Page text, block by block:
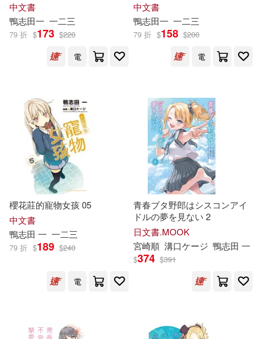
中文書
鴨志田一 一二三
79 折 $173 $220
電
中文書
鴨志田一 一二三
79 折 $158 $200
電
櫻花莊的寵物女孩 05
中文書
鴨志田 一 一二三
79 折 $189 $240
電
青春ブタ野郎はシスコンアイ
ドルの夢を見ない 2
日文書.MOOK
宮崎順 溝口ケージ 鴨志田 一
$374 $391